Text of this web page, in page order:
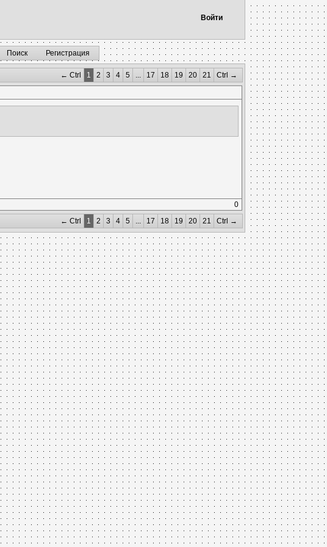
Войти
Поиск Регистрация
← Ctrl 1 2 3 4 5 ... 17 18 19 20 21 Ctrl →
0
← Ctrl 1 2 3 4 5 ... 17 18 19 20 21 Ctrl →